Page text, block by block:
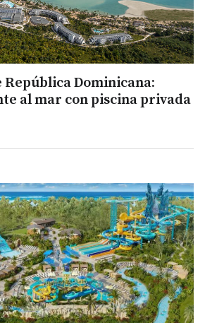
República Dominicana:
al mar con piscina privada